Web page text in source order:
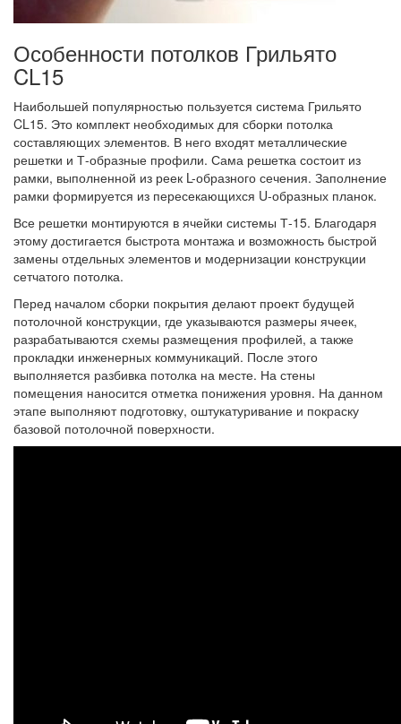
Особенности потолков Грильято
CL15
Наибольшей популярностью пользуется система Грильято
CL15. Это комплект необходимых для сборки потолка
составляющих элементов. В него входят металлические
решетки и Т-образные профили. Сама решетка состоит из
рамки, выполненной из реек L-образного сечения. Заполнение
рамки формируется из пересекающихся U-образных планок.
Все решетки монтируются в ячейки системы Т-15. Благодаря
этому достигается быстрота монтажа и возможность быстрой
замены отдельных элементов и модернизации конструкции
сетчатого потолка.
Перед началом сборки покрытия делают проект будущей
потолочной конструкции, где указываются размеры ячеек,
разрабатываются схемы размещения профилей, а также
прокладки инженерных коммуникаций. После этого
выполняется разбивка потолка на месте. На стены
помещения наносится отметка понижения уровня. На данном
этапе выполняют подготовку, оштукатуривание и покраску
базовой потолочной поверхности.